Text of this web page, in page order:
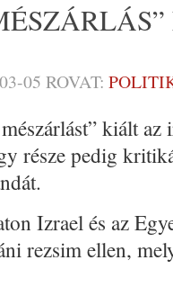
05 ROVAT:
kiált
része pedig
Izrael és az
rezsim ellen,